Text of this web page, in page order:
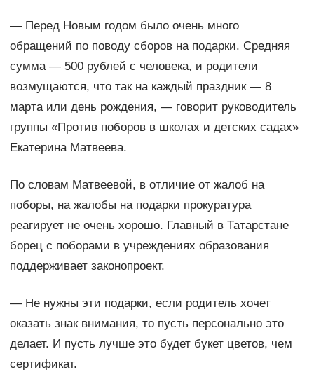
— Перед Новым годом было очень много
обращений по поводу сборов на подарки. Средняя
сумма — 500 рублей с человека, и родители
возмущаются, что так на каждый праздник — 8
марта или день рождения, — говорит руководитель
группы «Против поборов в школах и детских садах»
Екатерина Матвеева.
По словам Матвеевой, в отличие от жалоб на
поборы, на жалобы на подарки прокуратура
реагирует не очень хорошо. Главный в Татарстане
борец с поборами в учреждениях образования
поддерживает законопроект.
— Не нужны эти подарки, если родитель хочет
оказать знак внимания, то пусть персонально это
делает. И пусть лучше это будет букет цветов, чем
сертификат.